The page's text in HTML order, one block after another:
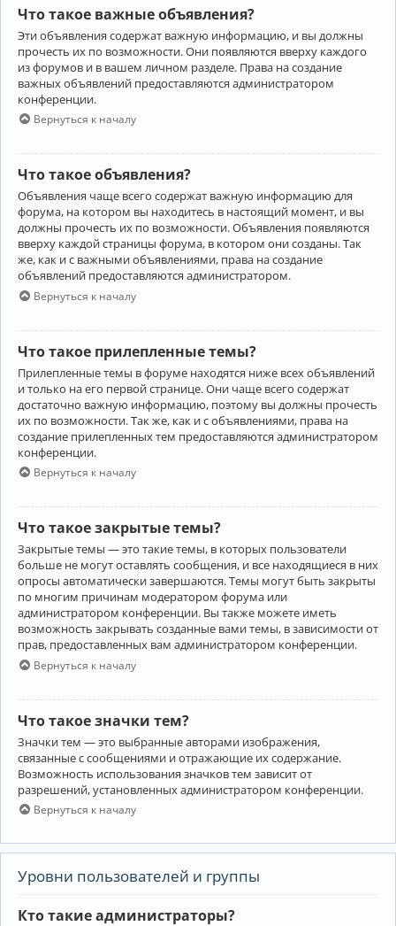
Что такое важные объявления?
Эти объявления содержат важную информацию, и вы должны
прочесть их по возможности. Они появляются вверху каждого
из форумов и в вашем личном разделе. Права на создание
важных объявлений предоставляются администратором
конференции.
Вернуться к началу
Что такое объявления?
Объявления чаще всего содержат важную информацию для
форума, на котором вы находитесь в настоящий момент, и вы
должны прочесть их по возможности. Объявления появляются
вверху каждой страницы форума, в котором они созданы. Так
же, как и с важными объявлениями, права на создание
объявлений предоставляются администратором.
Вернуться к началу
Что такое прилепленные темы?
Прилепленные темы в форуме находятся ниже всех объявлений
и только на его первой странице. Они чаще всего содержат
достаточно важную информацию, поэтому вы должны прочесть
их по возможности. Так же, как и с объявлениями, права на
создание прилепленных тем предоставляются администратором
конференции.
Вернуться к началу
Что такое закрытые темы?
Закрытые темы — это такие темы, в которых пользователи
больше не могут оставлять сообщения, и все находящиеся в них
опросы автоматически завершаются. Темы могут быть закрыты
по многим причинам модератором форума или
администратором конференции. Вы также можете иметь
возможность закрывать созданные вами темы, в зависимости от
прав, предоставленных вам администратором конференции.
Вернуться к началу
Что такое значки тем?
Значки тем — это выбранные авторами изображения,
связанные с сообщениями и отражающие их содержание.
Возможность использования значков тем зависит от
разрешений, установленных администратором конференции.
Вернуться к началу
Уровни пользователей и группы
Кто такие администраторы?